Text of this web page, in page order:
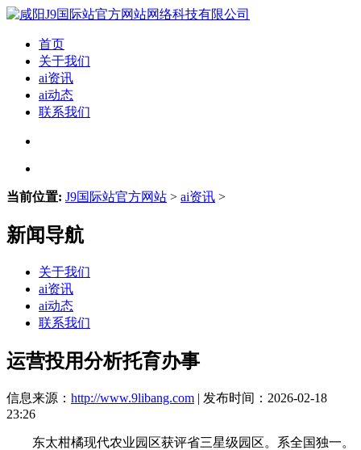
首页
关于我们
ai资讯
ai动态
联系我们
当前位置: J9国际站官方网站 > ai资讯 >
新闻导航
关于我们
ai资讯
ai动态
联系我们
运营投用分析托育办事
信息来源： http://www.9libang.com | 发布时间：2026-02-18
23:26
东太柑橘现代农业园区获评省三星级园区。系全国独一。